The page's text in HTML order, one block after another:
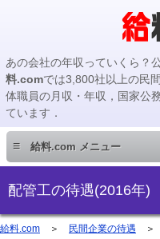
あの会社の年収っていくら？
料.comでは3,800社以上の民
体職員の月収・年収，国家公
ています．
≡ 給料.com メニュー
民間企業編
国家公務員編
配管工の待遇(2016年)
給料.com ＞ 民間企業の待遇 ＞